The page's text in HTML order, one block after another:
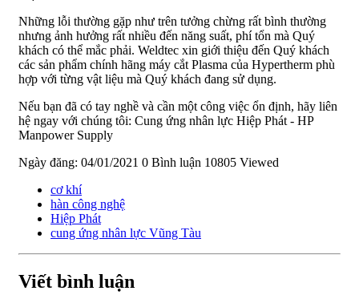
Những lỗi thường gặp như trên tưởng chừng rất bình thường
nhưng ảnh hưởng rất nhiều đến năng suất, phí tổn mà Quý
khách có thể mắc phải. Weldtec xin giới thiệu đến Quý khách
các sản phẩm chính hãng máy cắt Plasma của Hypertherm phù
hợp với từng vật liệu mà Quý khách đang sử dụng.
Nếu bạn đã có tay nghề và cần một công việc ổn định, hãy liên
hệ ngay với chúng tôi: Cung ứng nhân lực Hiệp Phát - HP
Manpower Supply
Ngày đăng: 04/01/2021 0 Bình luận 10805 Viewed
cơ khí
hàn công nghệ
Hiệp Phát
cung ứng nhân lực Vũng Tàu
Viết bình luận